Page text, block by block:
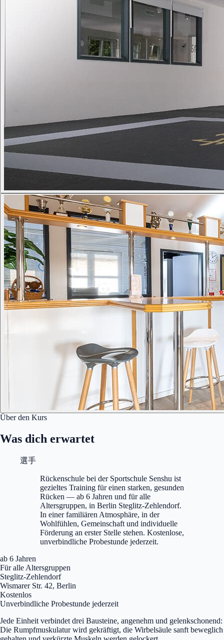
Über den Kurs
Was dich erwartet
選手
Rückenschule bei der Sportschule Senshu ist
gezieltes Training für einen starken, gesunden
Rücken — ab 6 Jahren und für alle
Altersgruppen, in Berlin Steglitz-Zehlendorf.
In einer familiären Atmosphäre, in der
Wohlfühlen, Gemeinschaft und individuelle
Förderung an erster Stelle stehen. Kostenlose,
unverbindliche Probestunde jederzeit.
ab 6 Jahren
Für alle Altersgruppen
Steglitz-Zehlendorf
Wismarer Str. 42, Berlin
Kostenlos
Unverbindliche Probestunde jederzeit
Jede Einheit verbindet drei Bausteine, angenehm und gelenkschonend:
Die Rumpfmuskulatur wird gekräftigt, die Wirbelsäule sanft beweglich